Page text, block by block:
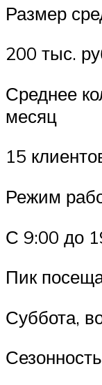
Размер
200 тыс.
Среднее
месяц
15
Режим
С 9:00 до
Пик
Суббота,
Сезонность